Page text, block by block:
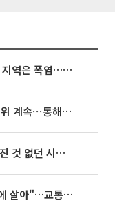
동해안은 시간당 80㎜ 폭우, 그 외 지역은 폭염…‘극과 극 날씨’
[내일 날씨] 폭염 한풀 꺾여도 무더위 계속⋯동해안 이틀 연속 비
임영웅, 어느덧 데뷔 10주년⋯"가진 것 없던 시절, 내 앞엔 20명의 팬뿐"
'굿 윌 헌팅' 배우 "기아 EV2 덕분에 살아"…교통사고 후 안전성 극찬